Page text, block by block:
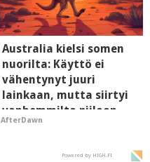
Australia kielsi somen
nuorilta: Käyttö ei
vähentynyt juuri
lainkaan, mutta siirtyi
vanhemmilta piiloon
AfterDawn
Powered by HIGH.FI